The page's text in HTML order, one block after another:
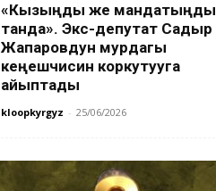
«Кызыңды же мандатыңды
танда». Экс-депутат Садыр
Жапаровдун мурдагы
кеңешчисин коркутууга
айыптады
kloopkyrgyz - 25/06/2026